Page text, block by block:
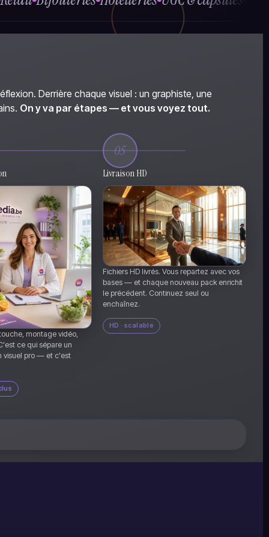
Derrière chaque visuel : un graphiste, une
On y va par étapes — et vous voyez tout.
montage vidéo,
ce qui sépare un
visuel pro — et c'est
05
Livraison HD
Fichiers HD livrés. Vous repartez avec vos
bases — et chaque nouveau pack enrichit
le précédent. Continuez seul ou
enchaînez.
HD · scalable